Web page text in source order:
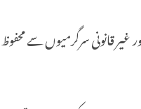
قانونی سرگرمیوں سے محفوظ